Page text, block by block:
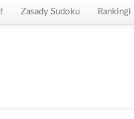
Zasady Sudoku Rankingi